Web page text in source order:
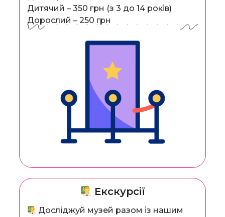
Дитячий – 350 грн (з 3 до 14 років)
Дорослий – 250 грн
Екскурсії
Досліджуй музей разом із нашим